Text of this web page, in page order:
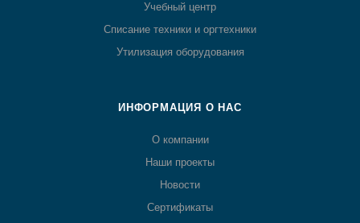
Учебный центр
Списание техники и оргтехники
Утилизация оборудования
ИНФОРМАЦИЯ О НАС
О компании
Наши проекты
Новости
Сертификаты